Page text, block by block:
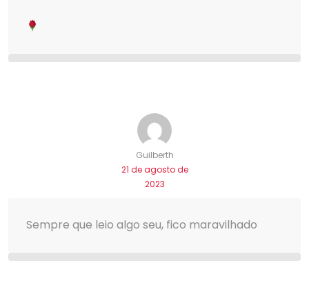
Guilberth
21 de agosto de
2023
Sempre que leio algo seu, fico maravilhado